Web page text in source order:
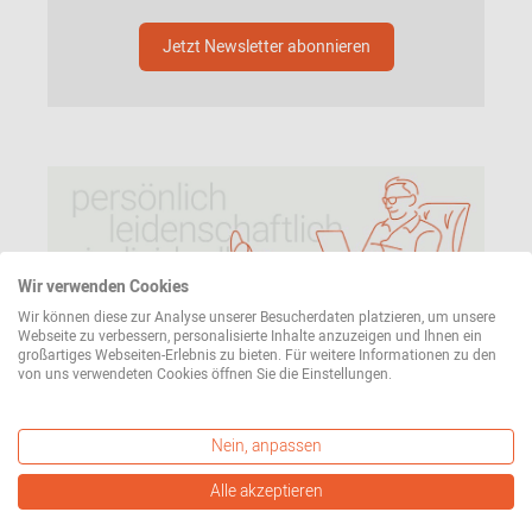
Jetzt Newsletter abonnieren
Unsere Mission
individuellen und leidenschaftlichen Service. Vom
ersten Kontakt bis zur Lieferung Ihrer Bestellung.
Lesen Sie hier mehr über unseren Anspruch an uns
Wir verwenden Cookies
Wir können diese zur Analyse unserer Besucherdaten platzieren, um unsere
Webseite zu verbessern, personalisierte Inhalte anzuzeigen und Ihnen ein
großartiges Webseiten-Erlebnis zu bieten. Für weitere Informationen zu den
von uns verwendeten Cookies öffnen Sie die Einstellungen.
Nein, anpassen
Alle akzeptieren